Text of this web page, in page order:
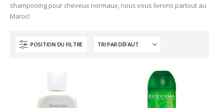
shampooing pour cheveux normaux, nous vous livrons partout au
Maroc!
POSITION DU FILTRE